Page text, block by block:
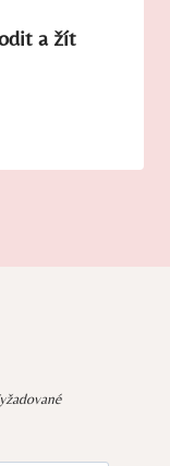
a žít